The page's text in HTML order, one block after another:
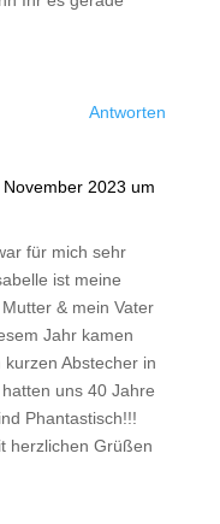
Antworten
2023 um
für mich sehr
ist meine
& mein Vater
Jahr kamen
Abstecher in
uns 40 Jahre
Phantastisch!!!
herzlichen Grüßen